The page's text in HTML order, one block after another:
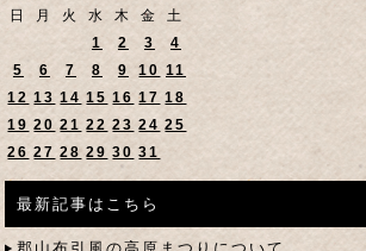
日
月 火 水 木 金
土
1
2 3
4
5
6 7 8 9 10 11
12 13 14 15 16 17 18
19 20 21 22 23 24 25
26 27 28 29 30 31
最新記事はこちら